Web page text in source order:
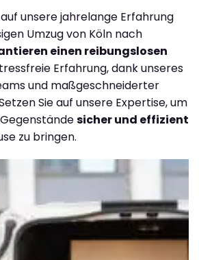
unsere jahrelange Erfahrung
Umzug von Köln nach
einen reibungslosen
Erfahrung, dank unseres
und maßgeschneiderter
Sie auf unsere Expertise, um
sicher und effizient
zu bringen.